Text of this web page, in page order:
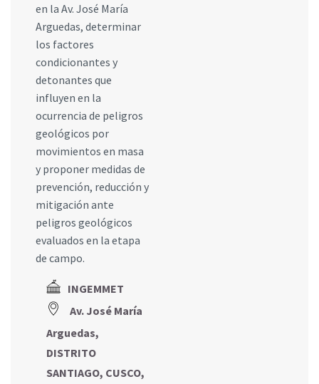
en la Av. José María
Arguedas, determinar
los factores
condicionantes y
detonantes que
influyen en la
ocurrencia de peligros
geológicos por
movimientos en masa
y proponer medidas de
prevención, reducción y
mitigación ante
peligros geológicos
evaluados en la etapa
de campo.
INGEMMET
Av. José María
Arguedas,
DISTRITO
SANTIAGO, CUSCO,